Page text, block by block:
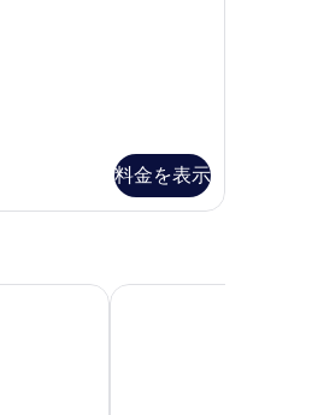
料金を表示
パカロンビーチインドシナ リゾート